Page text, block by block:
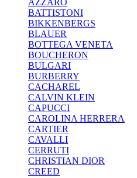
BATTISTONI
BIKKENBERGS
BLAUER
BOTTEGA VENETA
BOUCHERON
BULGARI
BURBERRY
CACHAREL
CALVIN KLEIN
CAPUCCI
CAROLINA HERRERA
CARTIER
CAVALLI
CERRUTI
CHRISTIAN DIOR
CREED